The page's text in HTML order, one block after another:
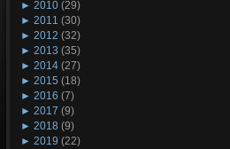
► 2010 (29)
► 2011 (30)
► 2012 (32)
► 2013 (35)
► 2014 (27)
► 2015 (18)
► 2016 (7)
► 2017 (9)
► 2018 (9)
► 2019 (22)